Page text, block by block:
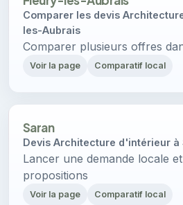
Comparer les devis
les-Aubrais
Comparer plusieurs offres
Voir la page Comparatif local
Saran
Devis Architecture d'intérieur à
Lancer une demande locale
propositions
Voir la page Comparatif local